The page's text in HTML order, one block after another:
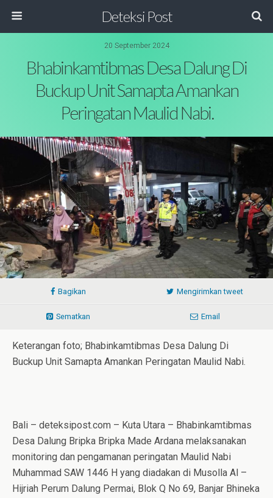
Deteksi Post
20 September 2024
Bhabinkamtibmas Desa Dalung Di
Buckup Unit Samapta Amankan
Peringatan Maulid Nabi.
Bagikan Mengirimkan tweet
Sematkan Email
Keterangan foto; Bhabinkamtibmas Desa Dalung Di
Buckup Unit Samapta Amankan Peringatan Maulid Nabi.
Bali – deteksipost.com – Kuta Utara – Bhabinkamtibmas
Desa Dalung Bripka Bripka Made Ardana melaksanakan
monitoring dan pengamanan peringatan Maulid Nabi
Muhammad SAW 1446 H yang diadakan di Musolla Al –
Hijriah Perum Dalung Permai, Blok Q No 69, Banjar Bhineka